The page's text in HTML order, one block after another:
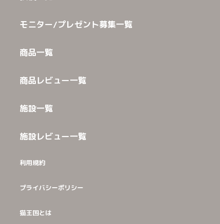
モニター/プレゼント募集一覧
商品一覧
商品レビュー一覧
施設一覧
施設レビュー一覧
利用規約
プライバシーポリシー
猫王国とは